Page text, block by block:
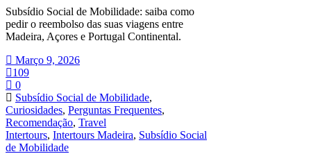
Subsídio Social de Mobilidade: saiba como
pedir o reembolso das suas viagens entre
Madeira, Açores e Portugal Continental.
Março 9, 2026
109
0
Subsídio Social de Mobilidade,
Curiosidades, Perguntas Frequentes,
Recomendação, Travel
Intertours, Intertours Madeira, Subsídio Social
de Mobilidade